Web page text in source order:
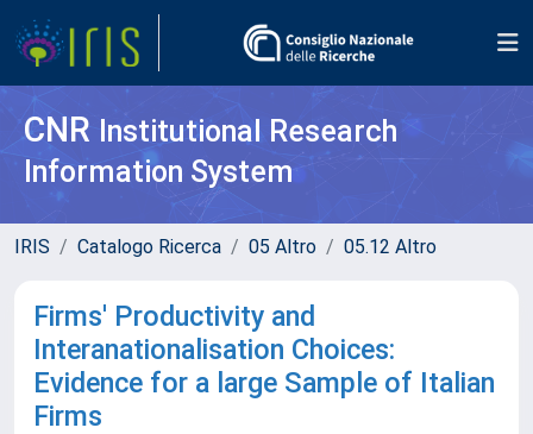
CNR Institutional Research
Information System
IRIS Catalogo Ricerca 05 Altro 05.12 Altro
Firms' Productivity and
Interanationalisation Choices:
Evidence for a large Sample of Italian
Firms